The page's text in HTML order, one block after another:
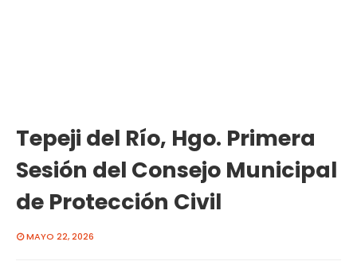
Tepeji del Río, Hgo. Primera
Sesión del Consejo Municipal
de Protección Civil
MAYO 22, 2026